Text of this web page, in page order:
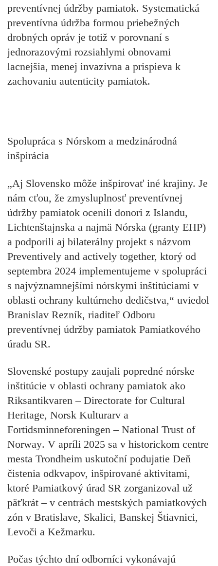
preventívnej údržby pamiatok. Systematická
preventívna údržba formou priebežných
drobných opráv je totiž v porovnaní s
jednorazovými rozsiahlymi obnovami
lacnejšia, menej invazívna a prispieva k
zachovaniu autenticity pamiatok.
Spolupráca s Nórskom a medzinárodná
inšpirácia
„Aj Slovensko môže inšpirovať iné krajiny. Je
nám cťou, že zmysluplnosť preventívnej
údržby pamiatok ocenili donori z Islandu,
Lichtenštajnska a najmä Nórska (granty EHP)
a podporili aj bilaterálny projekt s názvom
Preventively and actively together, ktorý od
septembra 2024 implementujeme v spolupráci
s najvýznamnejšími nórskymi inštitúciami v
oblasti ochrany kultúrneho dedičstva,“ uviedol
Branislav Rezník, riaditeľ Odboru
preventívnej údržby pamiatok Pamiatkového
úradu SR.
Slovenské postupy zaujali popredné nórske
inštitúcie v oblasti ochrany pamiatok ako
Riksantikvaren – Directorate for Cultural
Heritage, Norsk Kulturarv a
Fortidsminneforeningen – National Trust of
Norway. V apríli 2025 sa v historickom centre
mesta Trondheim uskutoční podujatie Deň
čistenia odkvapov, inšpirované aktivitami,
ktoré Pamiatkový úrad SR zorganizoval už
päťkrát – v centrách mestských pamiatkových
zón v Bratislave, Skalici, Banskej Štiavnici,
Levoči a Kežmarku.
Počas týchto dní odborníci vykonávajú